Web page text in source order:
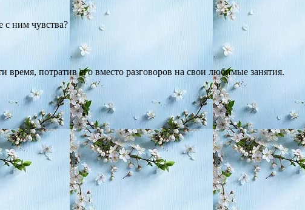
с ним чувства?
потратив его вместо разговоров на свои любимые занятия.